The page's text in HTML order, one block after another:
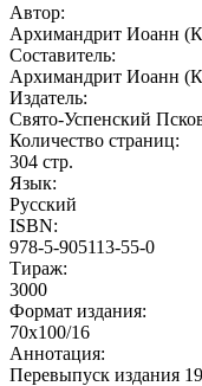
Автор:
Архимандрит Иоанн
Составитель:
Архимандрит Иоанн
Издатель:
Свято-Успенский
Количество страниц:
304 стр.
Язык:
Русский
ISBN:
978-5-905113-55-0
Тираж:
3000
Формат издания:
70x100/16
Аннотация:
Перевыпуск издания